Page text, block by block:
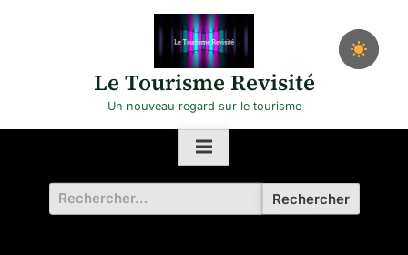
Le Tourisme Revisité
Un nouveau regard sur le tourisme
Rechercher :